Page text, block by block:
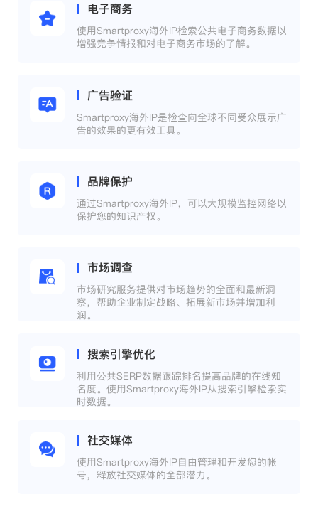
电子商务
使用Smartproxy海外IP检索公共电子商务数据以
增强竞争情报和对电子商务市场的了解。
广告验证
Smartproxy海外IP是检查向全球不同受众展示广
告的效果的更有效工具。
品牌保护
通过Smartproxy海外IP，可以大规模监控网络以
保护您的知识产权。
市场调查
市场研究服务提供对市场趋势的全面和最新洞
察，帮助企业制定战略、拓展新市场并增加利
润。
搜索引擎优化
利用公共SERP数据跟踪排名提高品牌的在线知
名度。使用Smartproxy海外IP从搜索引擎检索实
时数据。
社交媒体
使用Smartproxy海外IP自由管理和开发您的帐
号，释放社交媒体的全部潜力。